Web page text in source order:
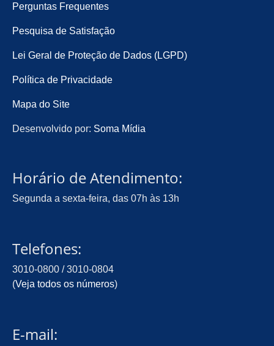
Perguntas Frequentes
Pesquisa de Satisfação
Lei Geral de Proteção de Dados (LGPD)
Política de Privacidade
Mapa do Site
Desenvolvido por: Soma Mídia
Horário de Atendimento:
Segunda a sexta-feira, das 07h às 13h
Telefones:
3010-0800 / 3010-0804
(Veja todos os números)
E-mail: